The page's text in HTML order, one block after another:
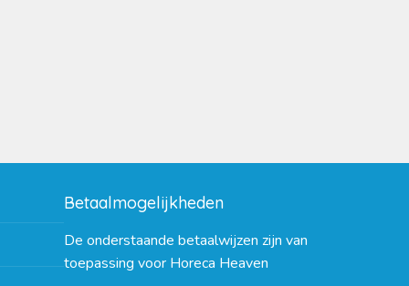
Betaalmogelijkheden
De onderstaande betaalwijzen zijn van
toepassing voor Horeca Heaven